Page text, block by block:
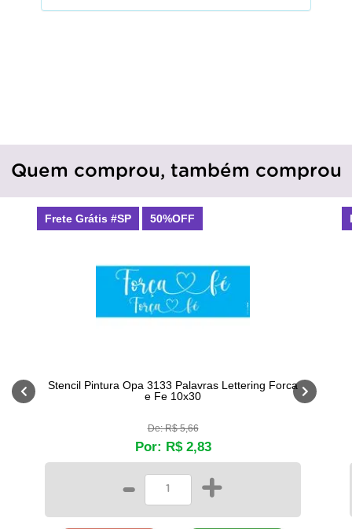
Quem comprou, também comprou
Stencil Pintura Opa 3133 Palavras Lettering Forca
e Fe 10x30
De: R$ 5,66
Por: R$ 2,83
- +
Frete Grátis #SP 50%OFF